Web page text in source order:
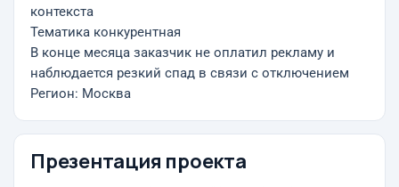
контекста
Тематика конкурентная
В конце месяца заказчик не оплатил рекламу и
наблюдается резкий спад в связи с отключением
Регион: Москва
Презентация проекта